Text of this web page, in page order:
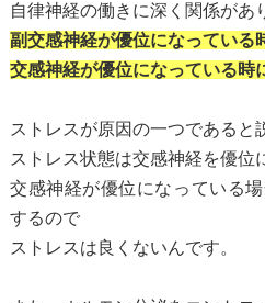
自律神経の働きに深く関係があ
副交感神経が優位になっている
交感神経が優位になっている時
ストレスが原因の一つであると
ストレス状態は交感神経を優位
交感神経が優位になっている
するので
ストレスは良くないんです。